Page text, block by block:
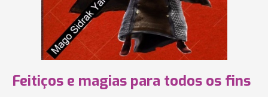
Feitiços e magias para todos os fins